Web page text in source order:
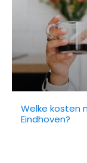
Welke kosten
Eindhoven?